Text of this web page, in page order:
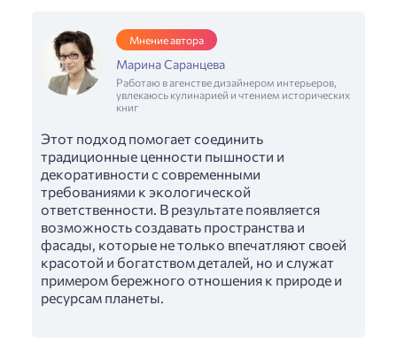
Мнение автора
Марина Саранцева
Работаю в агенстве дизайнером интерьеров,
увлекаюсь кулинарией и чтением исторических
книг
Этот подход помогает соединить
традиционные ценности пышности и
декоративности с современными
требованиями к экологической
ответственности. В результате появляется
возможность создавать пространства и
фасады, которые не только впечатляют своей
красотой и богатством деталей, но и служат
примером бережного отношения к природе и
ресурсам планеты.